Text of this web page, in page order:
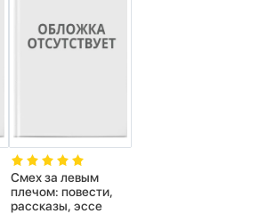
Смех за левым
плечом: повести,
рассказы, эссе